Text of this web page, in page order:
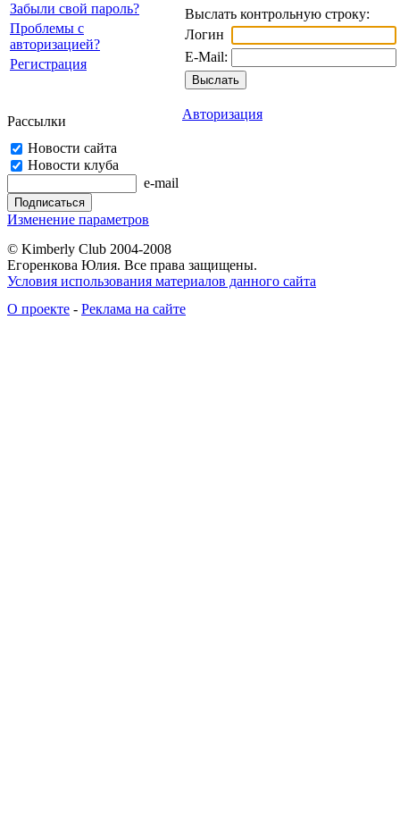
Забыли свой пароль?
Проблемы с
авторизацией?
Регистрация
Рассылки
Новости сайта
Новости клуба
e-mail
Изменение параметров
Выслать контрольную строку:
Логин
E-Mail:
Авторизация
© Kimberly Club 2004-2008
Егоренкова Юлия. Все права защищены.
Условия использования материалов данного сайта
О проекте - Реклама на сайте